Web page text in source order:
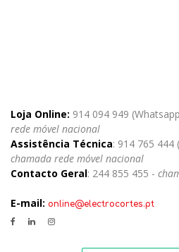
Loja Online: 914 094 949
rede móvel nacional
Assistência Técnica: 914 765 444
chamada rede móvel nacional
Contacto Geral: 244 855 455 -
E-mail: online@electrocortes.pt